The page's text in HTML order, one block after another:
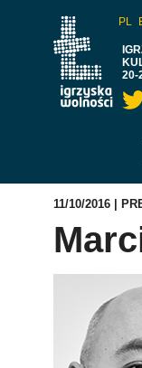
PL
20-
11/10/2016 |